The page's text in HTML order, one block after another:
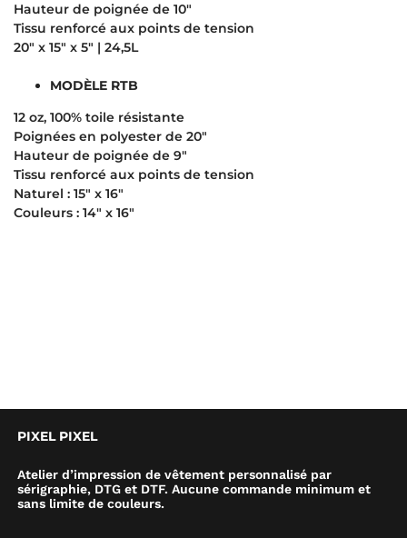
Hauteur de poignée de 10″
Tissu renforcé aux points de tension
20″ x 15″ x 5″ | 24,5L
MODÈLE RTB
12 oz, 100% toile résistante
Poignées en polyester de 20″
Hauteur de poignée de 9″
Tissu renforcé aux points de tension
Naturel : 15″ x 16″
Couleurs : 14″ x 16″
PIXEL PIXEL
Atelier d’impression de vêtement personnalisé par
sérigraphie, DTG et DTF. Aucune commande minimum et
sans limite de couleurs.